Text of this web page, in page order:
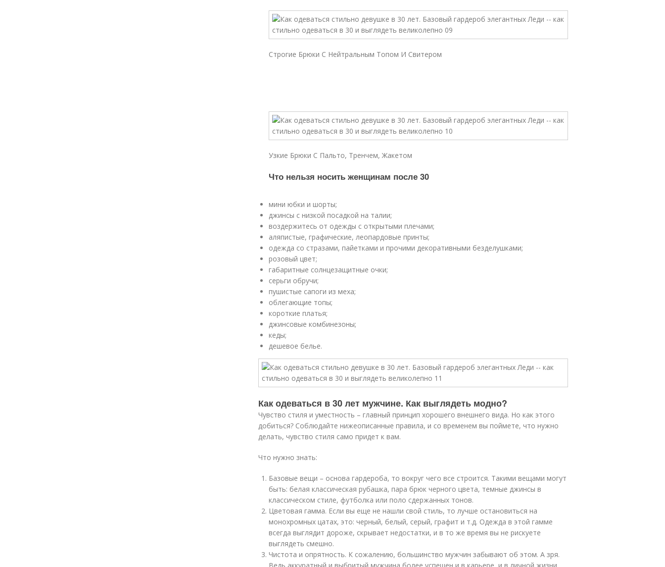
Строгие Брюки С Нейтральным Топом И Свитером
Узкие Брюки С Пальто, Тренчем, Жакетом
Что нельзя носить женщинам после 30
мини юбки и шорты;
джинсы с низкой посадкой на талии;
воздержитесь от одежды с открытыми плечами;
аляпистые, графические, леопардовые принты;
одежда со стразами, пайетками и прочими декоративными безделушками;
розовый цвет;
габаритные солнцезащитные очки;
серьги обручи;
пушистые сапоги из меха;
облегающие топы;
короткие платья;
джинсовые комбинезоны;
кеды;
дешевое белье.
Как одеваться в 30 лет мужчине. Как выглядеть модно?
Чувство стиля и уместность – главный принцип хорошего внешнего вида. Но как этого
добиться? Соблюдайте нижеописанные правила, и со временем вы поймете, что нужно
делать, чувство стиля само придет к вам.
Что нужно знать:
Базовые вещи – основа гардероба, то вокруг чего все строится. Такими вещами могут
быть: белая классическая рубашка, пара брюк черного цвета, темные джинсы в
классическом стиле, футболка или поло сдержанных тонов.
Цветовая гамма. Если вы еще не нашли свой стиль, то лучше остановиться на
монохромных цатах, это: черный, белый, серый, графит и т.д. Одежда в этой гамме
всегда выглядит дороже, скрывает недостатки, и в то же время вы не рискуете
выглядеть смешно.
Чистота и опрятность. К сожалению, большинство мужчин забывают об этом. А зря.